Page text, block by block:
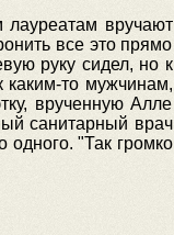
вручают
все это прямо
руку сидел, но к
каким-то мужчинам,
врученную Алле
санитарный врач
"Так громко